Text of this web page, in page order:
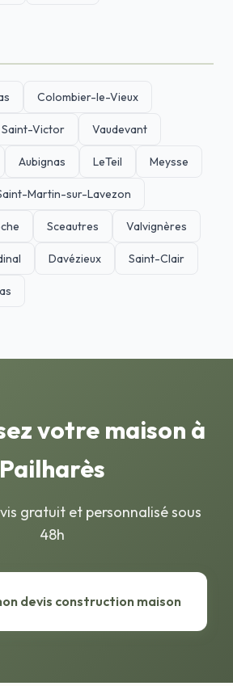
Colombier-le-Vieux
Saint-Victor Vaudevant
Aubignas LeTeil Meysse
Martin-sur-Lavezon
Sceautres Valvignères
Davézieux Saint-Clair
votre maison à
Pailharès
gratuit et personnalisé sous
48h
devis construction maison